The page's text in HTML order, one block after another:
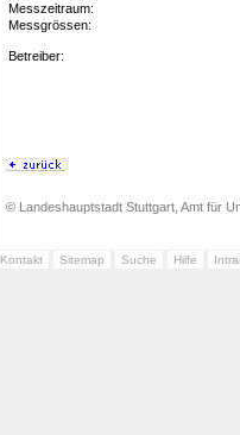
Messzeitraum:
Messgrössen:
Betreiber:
© Landeshauptstadt Stuttgart, Amt für
Kontakt Sitemap Suche Hilfe